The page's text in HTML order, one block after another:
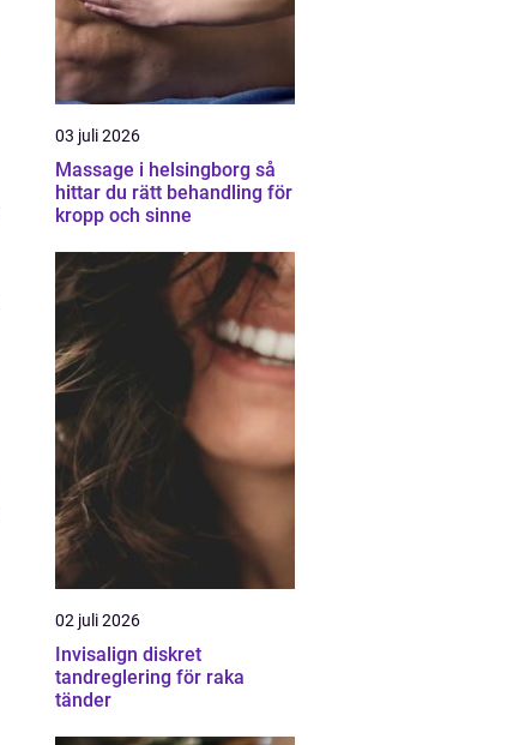
03 juli 2026
Massage i helsingborg så
hittar du rätt behandling för
kropp och sinne
02 juli 2026
Invisalign diskret
tandreglering för raka
tänder